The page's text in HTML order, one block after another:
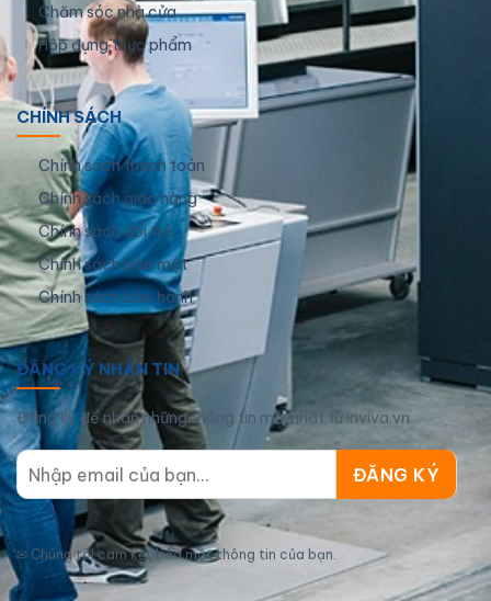
Chăm sóc nhà cửa
Hộp đựng thực phẩm
CHÍNH SÁCH
Chính sách thanh toán
Chính sách giao hàng
Chính sách đổi trả
Chính sách bảo mật
Chính sách bảo hành
ĐĂNG KÝ NHẬN TIN
Đăng ký để nhận những thông tin mới nhất từ inviva.vn
✉ Chúng tôi cam kết bảo mật thông tin của bạn.